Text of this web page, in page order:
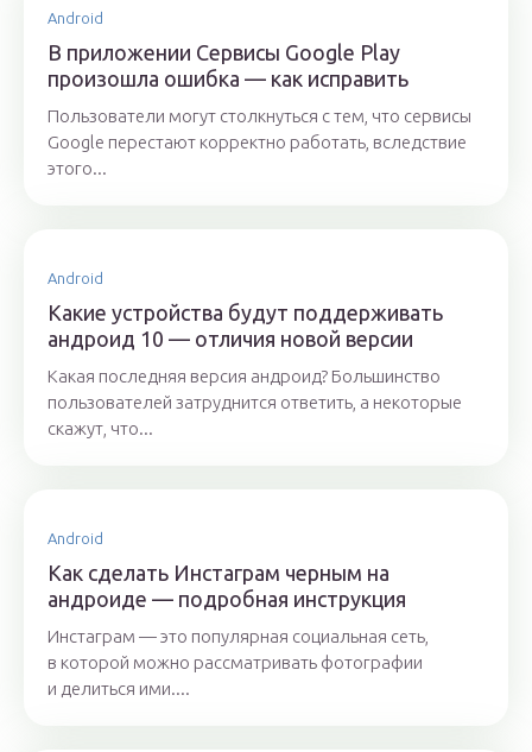
Android
В приложении Сервисы Google Play
произошла ошибка — как исправить
Пользователи могут столкнуться с тем, что сервисы
Google перестают корректно работать, вследствие
этого...
Android
Какие устройства будут поддерживать
андроид 10 — отличия новой версии
Какая последняя версия андроид? Большинство
пользователей затруднится ответить, а некоторые
скажут, что...
Android
Как сделать Инстаграм черным на
андроиде — подробная инструкция
Инстаграм — это популярная социальная сеть,
в которой можно рассматривать фотографии
и делиться ими....